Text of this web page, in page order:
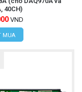
FLUKE 179
40CH)
VND
MUA